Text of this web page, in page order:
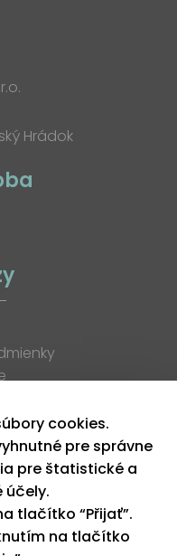
Hrádok
cookies.
pre správne
pre štatistické a
účely.
tlačítko “Přijať”.
na tlačítko